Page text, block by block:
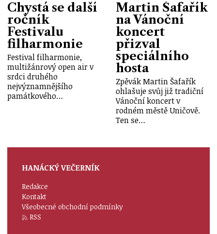
Chystá se další
ročník
Festivalu
filharmonie
Festival filharmonie,
multižánrový open air v
srdci druhého
nejvýznamnějšího
památkového…
Martin Šafařík
na Vánoční
koncert
přizval
speciálního
hosta
Zpěvák Martin Šafařík
ohlašuje svůj již tradiční
Vánoční koncert v
rodném městě Uničově.
Ten se…
HANÁCKÝ VEČERNÍK
Redakce
Kontakt
Všeobecné obchodní podmínky
RSS